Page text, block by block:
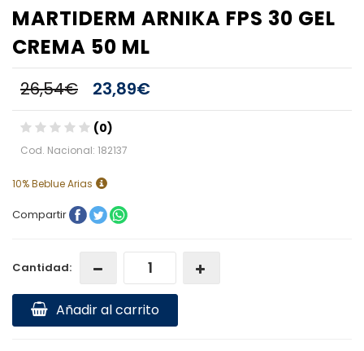
MARTIDERM ARNIKA FPS 30 GEL
CREMA 50 ML
26,54€ 23,89€
(0)
Cod. Nacional: 182137
10% Beblue Arias
Compartir
Cantidad:
Añadir al carrito